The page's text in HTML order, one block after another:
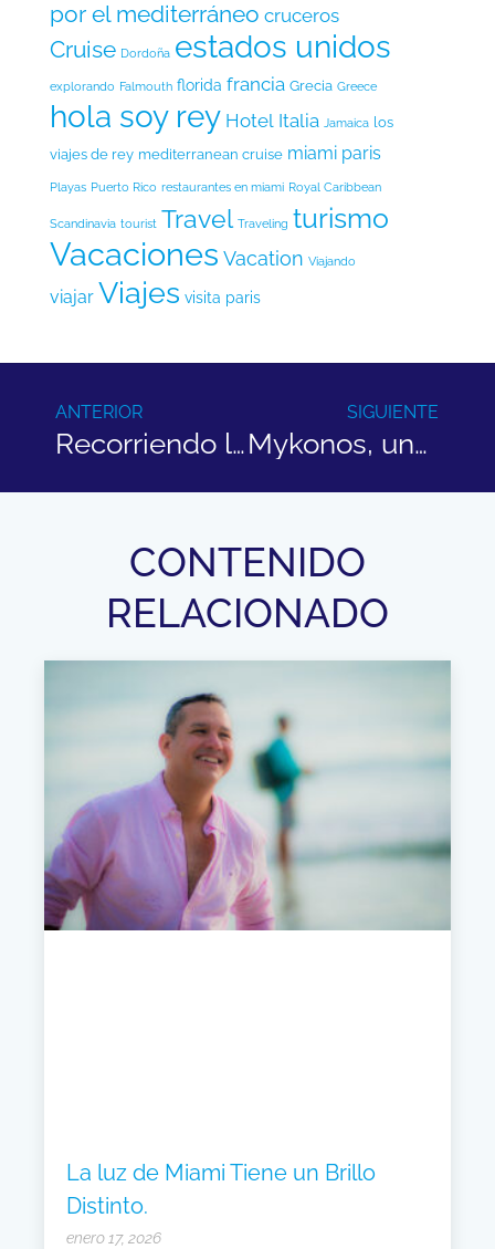
por el mediterráneo cruceros
Cruise Dordoña estados unidos
explorando Falmouth florida francia Grecia Greece
hola soy rey Hotel Italia Jamaica los
viajes de rey mediterranean cruise miami paris
Playas Puerto Rico restaurantes en miami Royal Caribbean
Scandinavia tourist Travel Traveling turismo
Vacaciones Vacation Viajando
viajar Viajes visita paris
ANTERIOR
Recorriendo la Bella Isla de Santorini, Grecia
SIGUIENTE
Mykonos, una de las mas famosas islas griega en el Egeo
CONTENIDO
RELACIONADO
La luz de Miami Tiene un Brillo
Distinto.
enero 17, 2026